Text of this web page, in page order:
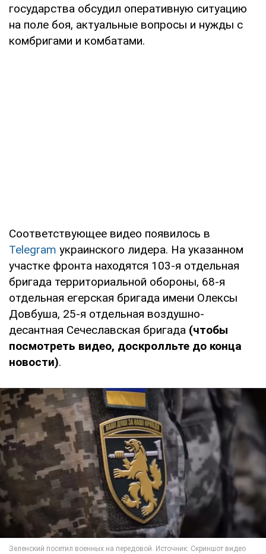
государства обсудил оперативную ситуацию
на поле боя, актуальные вопросы и нужды с
комбригами и комбатами.
Соответствующее видео появилось в
Telegram украинского лидера. На указанном
участке фронта находятся 103-я отдельная
бригада территориальной обороны, 68-я
отдельная егерская бригада имени Олексы
Довбуша, 25-я отдельная воздушно-
десантная Сечеславская бригада (чтобы
посмотреть видео, доскролльте до конца
новости).